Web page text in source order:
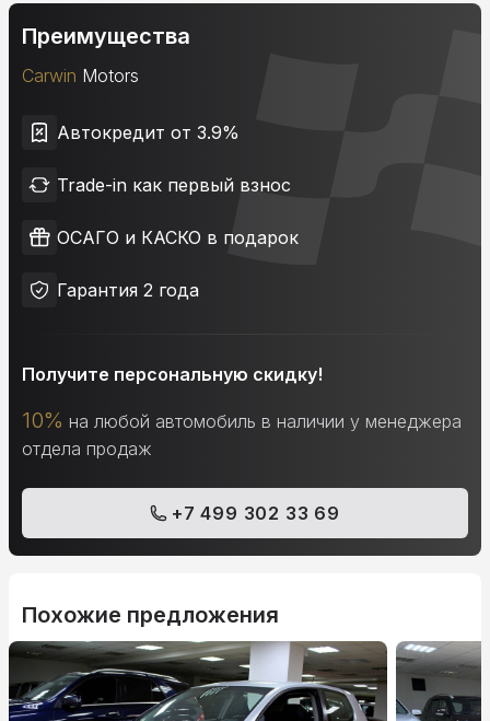
Преимущества
Carwin Motors
Автокредит от 3.9%
Trade-in как первый взнос
ОСАГО и КАСКО в подарок
Гарантия 2 года
Получите персональную скидку!
10% на любой автомобиль в наличии у менеджера
отдела продаж
+7 499 302 33 69
Похожие предложения